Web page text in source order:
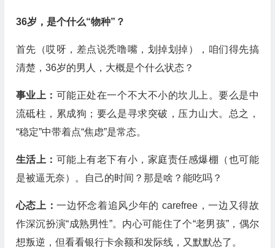
36岁，是个什么“物种”？
首先（哎呀，差点说秃噜嘴，划掉划掉），咱们得先搞
清楚，36岁的男人，大概是个什么状态？
事业上： 可能正处在一个不大不小的坎儿上。要么是中
流砥柱，累成狗；要么是寻求突破，压力山大。总之，
“稳定”中带着点“焦虑”是常态。
生活上： 可能上有老下有小，家庭责任感爆棚（也可能
是被逼无奈）。自己的时间？那是啥？能吃吗？
心态上：一边怀念着追风少年的 carefree，一边又得故
作深沉扮演“成熟男性”。内心可能住了个“老男孩”，偶尔
想叛逆，但看看银行卡余额和发际线，又默默怂了。